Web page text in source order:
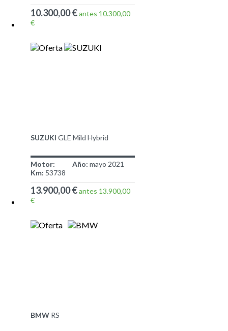
10.300,00 €antes 10.300,00
€
SUZUKI GLE Mild Hybrid
Motor: Año: mayo 2021
Km: 53738
13.900,00 €antes 13.900,00
€
BMW RS